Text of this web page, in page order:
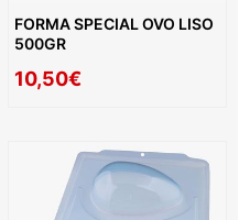
FORMA SPECIAL OVO LISO
500GR
10,50€